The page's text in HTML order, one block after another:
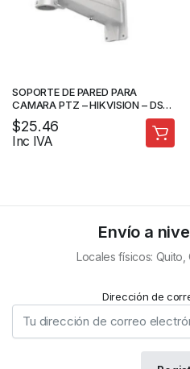
SOPORTE DE PARED PARA
CAMARA PTZ – HIKVISION – DS-
1602ZJ
$25.46
Inc IVA
Envío a
Locales físicos: Quito,
Dirección de